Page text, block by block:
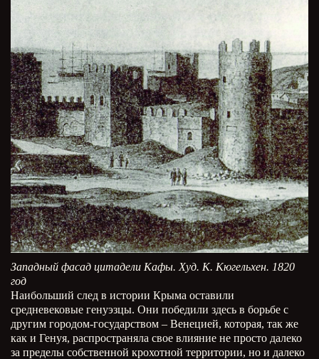
Западный фасад цитадели Кафы. Худ. К. Кюгельхен. 1820
год
Наибольший след в истории Крыма оставили
средневековые генуэзцы. Они победили здесь в борьбе с
другим городом-государством – Венецией, которая, так же
как и Генуя, распространяла свое влияние не просто далеко
за пределы собственной крохотной территории, но и далеко